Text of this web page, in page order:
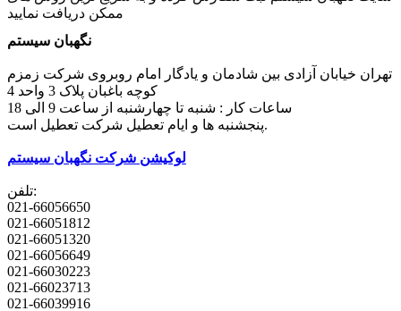
ممکن دریافت نمایید
نگهبان سیستم
تهران خیابان آزادی بین شادمان و یادگار امام روبروی شرکت زمزم
کوچه باغبان پلاک 3 واحد 4
پنجشنبه ها و ایام تعطیل شرکت تعطیل است.
لوکیشن شرکت نگهبان سیستم
تلفن:
021-66056650
021-66051812
021-66051320
021-66056649
021-66030223
021-66023713
021-66039916